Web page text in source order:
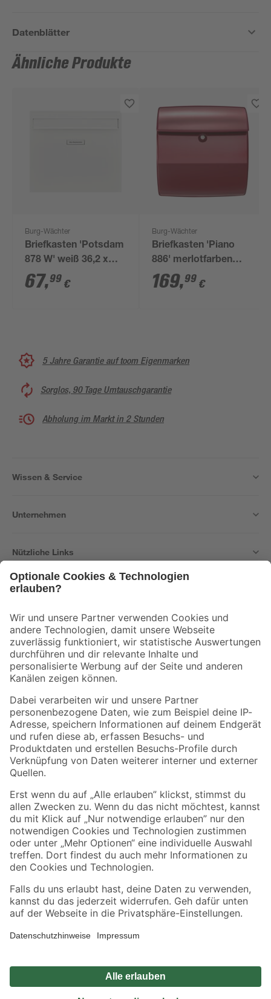
Datenblätter
Ähnliche Produkte
Burg-Wächter
Briefkasten 'Potsdam
878 W' weiß 36,2 x
32,2 x 10 cm
67,99 €
Burg-Wächter
Briefkasten 'Piano
886' merlotfarben
lackiert 38 x 40 x 17,8
cm
169,99 €
5 Jahre Garantie auf toom Eigenmarken
Sorglos, 90 Tage Umtauschgarantie
Abholung im Markt in 2 Stunden
Wissen & Service
Unternehmen
Nützliche Links
Der toom Newsletter: Keine Angebote und Aktionen mehr verpassen!
Zur Newsletter Anmeldung
Folge uns
Zahlungsarten Versandarten
Sicher einkaufen
Jetzt die toom-App herunterladen
Alle Preisangaben in EUR inkl. gesetzl. MwSt.. Die dargestellten Angebote sind unter
Umständen nicht in allen Märkten verfügbar. Die angegebenen Verfügbarkeiten beziehen
Produkte nur solange der Vorrat reicht.
*Paketversand ab 59 € versandkostenfrei, gilt nicht für Artikel mit Speditionsversand, hier
Privatsphäre Impressum
Nutzungsbedingungen
Widerrufsrecht
Vertrag widerrufen